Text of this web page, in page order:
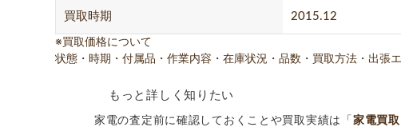
買取時期 2015.12
※買取価格について
状態・時期・付属品・作業内容・在庫状況・品数・買取方法・出張
もっと詳しく知りたい
家電の査定前に確認しておくことや買取実績は「 家電買取